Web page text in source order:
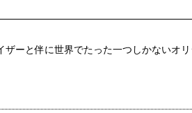
ザーと伴に世界でたった一つしかないオ